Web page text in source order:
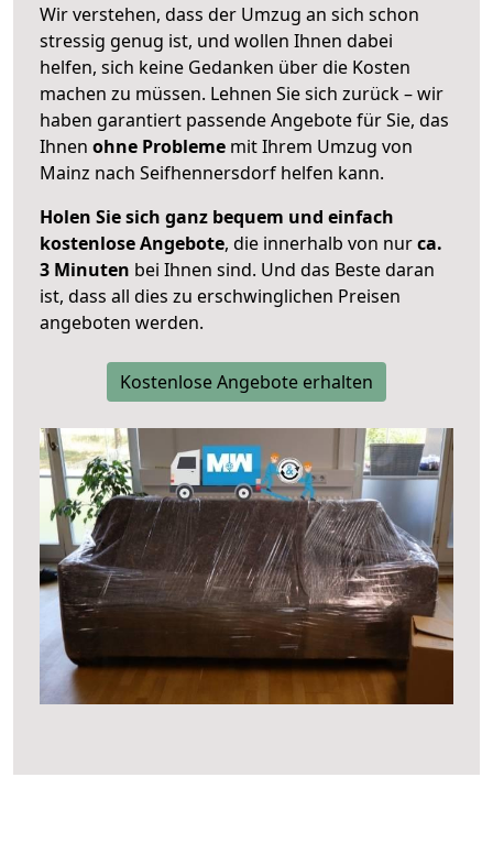
Wir verstehen, dass der Umzug an sich schon
stressig genug ist, und wollen Ihnen dabei
helfen, sich keine Gedanken über die Kosten
machen zu müssen. Lehnen Sie sich zurück – wir
haben garantiert passende Angebote für Sie, das
Ihnen ohne Probleme mit Ihrem Umzug von
Mainz nach Seifhennersdorf helfen kann.
Holen Sie sich ganz bequem und einfach
kostenlose Angebote, die innerhalb von nurca.
3 Minuten bei Ihnen sind. Und das Beste daran
ist, dass all dies zu erschwinglichen Preisen
angeboten werden.
Kostenlose Angebote erhalten